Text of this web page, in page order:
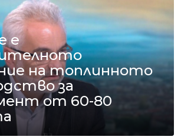
е
на топлинното
за
от 60-80